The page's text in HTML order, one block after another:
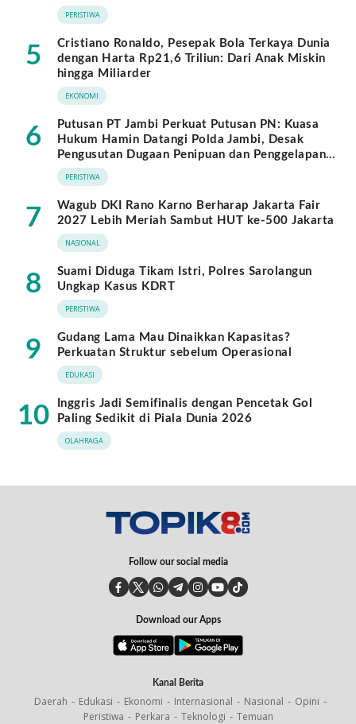
PERISTIWA
5
Cristiano Ronaldo, Pesepak Bola Terkaya Dunia
dengan Harta Rp21,6 Triliun: Dari Anak Miskin
hingga Miliarder
EKONOMI
6
Putusan PT Jambi Perkuat Putusan PN: Kuasa
Hukum Hamin Datangi Polda Jambi, Desak
Pengusutan Dugaan Penipuan dan Penggelapan
BPKB
PERISTIWA
7
Wagub DKI Rano Karno Berharap Jakarta Fair
2027 Lebih Meriah Sambut HUT ke-500 Jakarta
NASIONAL
8
Suami Diduga Tikam Istri, Polres Sarolangun
Ungkap Kasus KDRT
PERISTIWA
9
Gudang Lama Mau Dinaikkan Kapasitas?
Perkuatan Struktur sebelum Operasional
EDUKASI
10
Inggris Jadi Semifinalis dengan Pencetak Gol
Paling Sedikit di Piala Dunia 2026
OLAHRAGA
Follow our social media
Download our Apps
Kanal Berita
Daerah Edukasi Ekonomi Internasional Nasional
Opini
Peristiwa
Perkara Teknologi Temuan